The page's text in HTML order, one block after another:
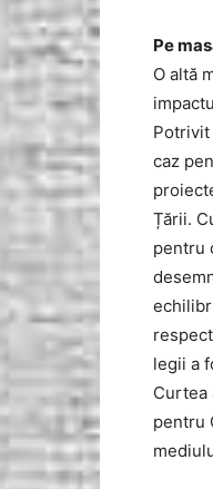
Pe
O altă
Potrivit
caz
Țării.
pentru
legii a
Curtea
pentru